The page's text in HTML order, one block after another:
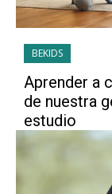
BEKIDS
Aprender a
de nuestra
estudio